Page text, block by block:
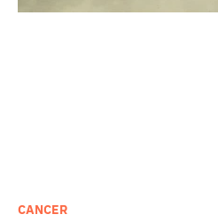
CANCER